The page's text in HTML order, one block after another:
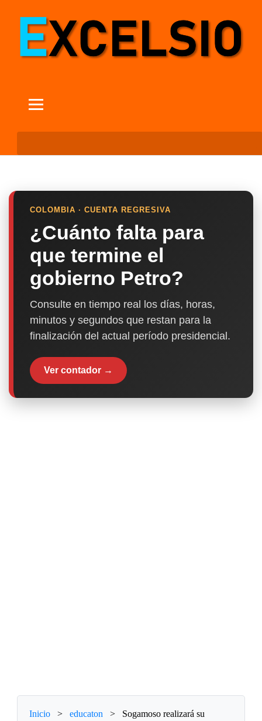
COLOMBIA · CUENTA REGRESIVA
¿Cuánto falta para
que termine el
gobierno Petro?
Consulte en tiempo real los días, horas,
minutos y segundos que restan para la
finalización del actual período presidencial.
Ver contador →
Inicio > educaton >
Sogamoso realizará su